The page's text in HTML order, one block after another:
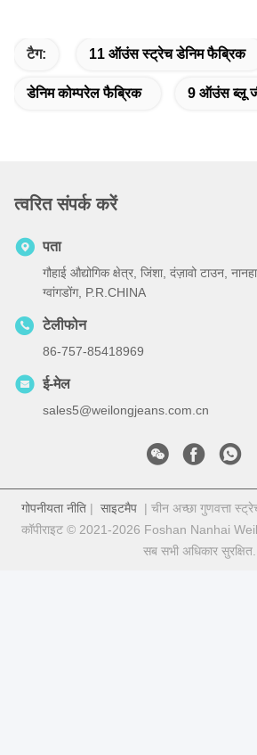
टैग: 11 ऑउंस स्ट्रेच डेनिम फैब्रिक
डेनिम कोम्परेल फैब्रिक 9 ऑउंस ब्लू
त्वरित संपर्क करें
पता
गौहाई औद्योगिक क्षेत्र, जिंशा, दंज़ावो टाउन,
ग्वांगडोंग, P.R.CHINA
टेलीफोन
86-757-85418969
ई-मेल
sales5@weilongjeans.com.cn
गोपनीयता नीति | साइटमैप | चीन अच्छा गुणवत्ता
कॉपीराइट © 2021-2026 Foshan Nanhai
सब सभी अधिकार सुरक्षित.